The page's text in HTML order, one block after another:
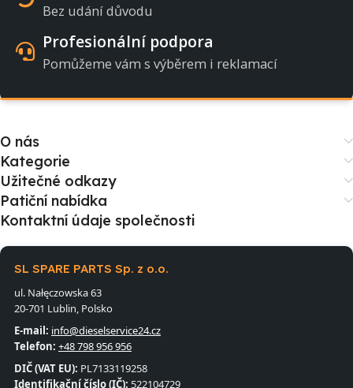
Bez udání důvodu
Profesionální podpora
Pomůžeme vám s výběrem i reklamací
O nás
Kategorie
Užitečné odkazy
Patiční nabídka
Kontaktní údaje společnosti
SL SPARE PARTS Sp. z o.o.
ul. Nałęczowska 63
20-701 Lublin, Polsko
E-mail: info@dieselservice24.cz
Telefon: +48 798 956 956
DIČ (VAT EU): PL7133119258
Identifikační číslo (IČ): 522104729